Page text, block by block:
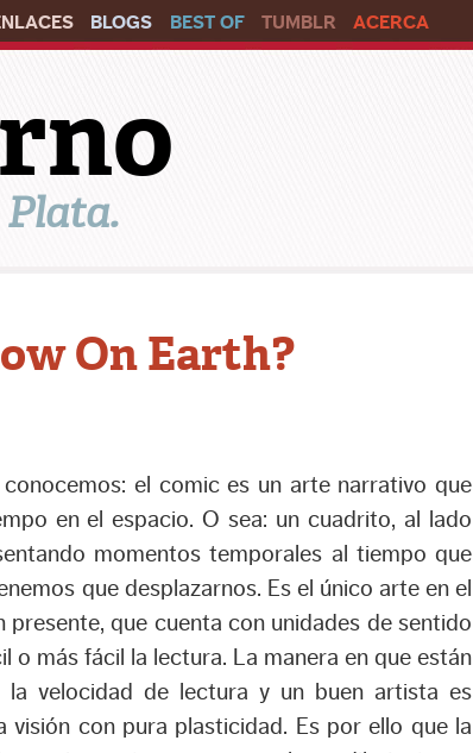
BLOGS BEST OF TUMBLR ACERCA
On Earth?
el comic es un arte narrativo que
en el espacio. O sea: un cuadrito, al lado
momentos temporales al tiempo que
que desplazarnos. Es el único arte en el
que cuenta con unidades de sentido
o más fácil la lectura. La manera en que están
la velocidad de lectura y un buen artista es
con pura plasticidad. Es por ello que la